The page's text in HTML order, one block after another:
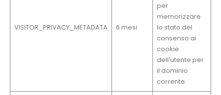
VISITOR_PRIVACY_METADATA 6 mesi
per
memorizzare
lo stato del
consenso ai
cookie
dell’utente per
il dominio
corrente.